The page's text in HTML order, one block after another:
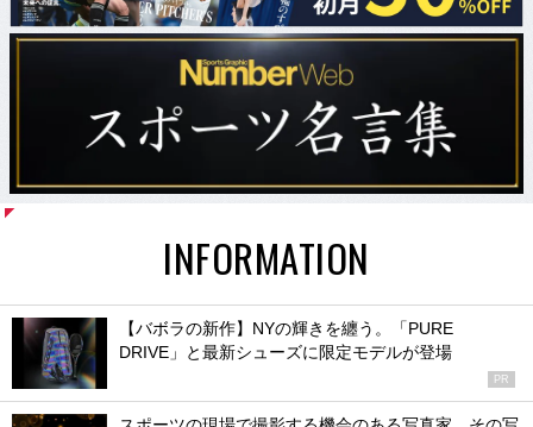
INFORMATION
【バボラの新作】NYの輝きを纏う。「PURE
DRIVE」と最新シューズに限定モデルが登場
PR